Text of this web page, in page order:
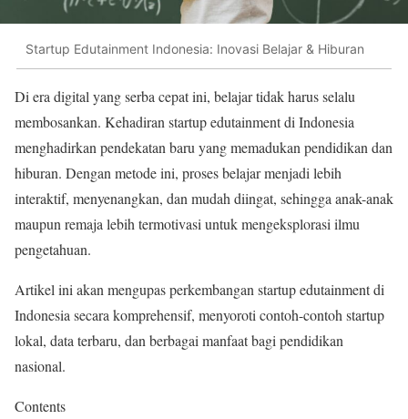
Startup Edutainment Indonesia: Inovasi Belajar & Hiburan
Di era digital yang serba cepat ini, belajar tidak harus selalu
membosankan. Kehadiran startup edutainment di Indonesia
menghadirkan pendekatan baru yang memadukan pendidikan dan
hiburan. Dengan metode ini, proses belajar menjadi lebih
interaktif, menyenangkan, dan mudah diingat, sehingga anak-anak
maupun remaja lebih termotivasi untuk mengeksplorasi ilmu
pengetahuan.
Artikel ini akan mengupas perkembangan startup edutainment di
Indonesia secara komprehensif, menyoroti contoh-contoh startup
lokal, data terbaru, dan berbagai manfaat bagi pendidikan
nasional.
Contents